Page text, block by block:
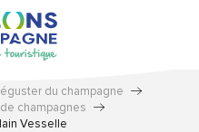
du champagne
champagnes
Vesselle